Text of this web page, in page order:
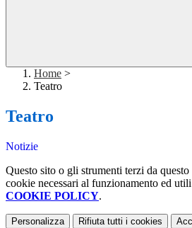
Home >
Teatro
Teatro
Notizie
Questo sito o gli strumenti terzi da
cookie necessari al funzionamento ed
COOKIE POLICY.
Personalizza Rifiuta tutti i cookies